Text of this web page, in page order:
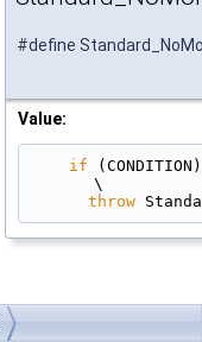
#define
Value:
if (CONDITION)
\
throw